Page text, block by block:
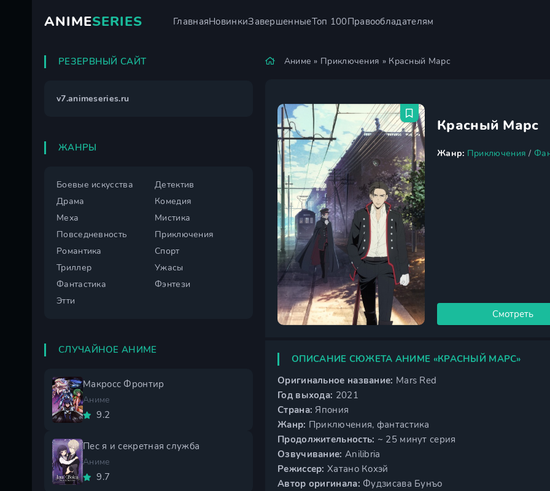
ANIMESERIES ГлавнаяНовинкиЗавершенныеТоп 100Правообладателям
Аниме » Приключения » Красный Марс
Красный Марс
Жанр: Приключения /
Смотреть
ОПИСАНИЕ СЮЖЕТА АНИМЕ «КРАСНЫЙ МАРС»
Оригинальное название: Mars Red
Год выхода: 2021
Страна: Япония
Жанр: Приключения, фантастика
Продолжительность: ~ 25 минут серия
Озвучивание: Anilibria
Режиссер: Хатано Кохэй
Автор оригинала: Фудзисава Бунъо
РЕЗЕРВНЫЙ САЙТ
v7.animeseries.ru
ЖАНРЫ
Боевые искусства
Детектив
Драма
Комедия
Меха
Мистика
Повседневность
Приключения
Романтика
Спорт
Триллер
Ужасы
Фантастика
Фэнтези
Этти
СЛУЧАЙНОЕ АНИМЕ
Макросс Фронтир
Аниме
9.2
Пес я и секретная служба
Аниме
9.7